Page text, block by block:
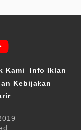
Kami
Info Iklan
Kebijakan